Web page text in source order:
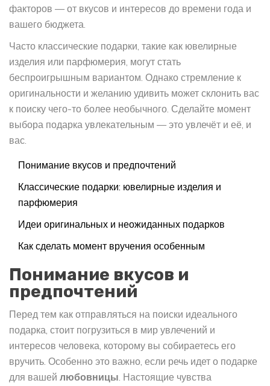
факторов — от вкусов и интересов до времени года и
вашего бюджета.
Часто классические подарки, такие как ювелирные
изделия или парфюмерия, могут стать
беспроигрышным вариантом. Однако стремление к
оригинальности и желанию удивить может склонить вас
к поиску чего-то более необычного. Сделайте момент
выбора подарка увлекательным — это увлечёт и её, и
вас.
Понимание вкусов и предпочтений
Классические подарки: ювелирные изделия и
парфюмерия
Идеи оригинальных и неожиданных подарков
Как сделать момент вручения особенным
Понимание вкусов и
предпочтений
Перед тем как отправляться на поиски идеального
подарка, стоит погрузиться в мир увлечений и
интересов человека, которому вы собираетесь его
вручить. Особенно это важно, если речь идет о подарке
для вашей любовницы. Настоящие чувства